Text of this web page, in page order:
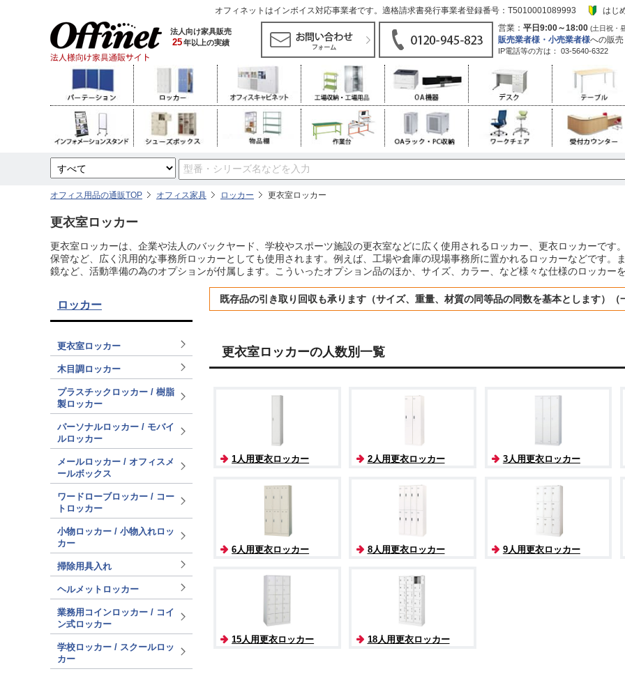
オフィネットはインボイス対応事業者です。適格請求書発行事業者登録番号：T5010001089993 はじ
法人向け家具販売
25年以上の実績
営業： 平日9:00～18:00 (土日祝・
販売業者様・小売業者様への販売
IP電話等の方は： 03-5640-6322
オフィス用品の通販TOP オフィス家具 ロッカー 更衣室ロッカー
更衣室ロッカー
更衣室ロッカーは、企業や法人のバックヤード、学校やスポーツ施設の更衣室などに広く使用されるロッカー、更衣ロッカーです
保管など、広く汎用的な事務所ロッカーとしても使用されます。例えば、工場や倉庫の現場事務所に置かれるロッカーなどです。
鏡など、活動準備の為のオプションが付属します。こういったオプション品のほか、サイズ、カラー、など様々な仕様のロッカー
既存品の引き取り回収も承ります（サイズ、重量、材質の同等品の同数を基本とします）（
更衣室ロッカーの人数別一覧
1人用更衣ロッカー 2人用更衣ロッカー 3人用更衣ロッカー
6人用更衣ロッカー 8人用更衣ロッカー 9人用更衣ロッカー
15人用更衣ロッカー 18人用更衣ロッカー
ロッカー
更衣室ロッカー
木目調ロッカー
プラスチックロッカー / 樹脂
製ロッカー
パーソナルロッカー / モバイ
ルロッカー
メールロッカー / オフィスメ
ールボックス
ワードローブロッカー / コー
トロッカー
小物ロッカー / 小物入れロッ
カー
掃除用具入れ
ヘルメットロッカー
業務用コインロッカー / コイ
ン式ロッカー
学校ロッカー / スクールロッ
カー